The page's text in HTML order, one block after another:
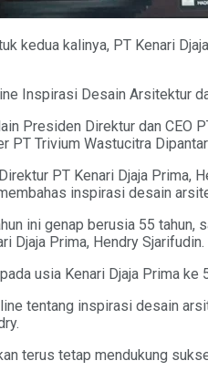
kedua kalinya, PT Kenari
Inspirasi Desain Arsitektur
Presiden Direktur dan CEO
PT Trivium Wastucitra
PT Kenari Djaja Prima,
inspirasi desain
ini genap berusia 55
Djaja Prima, Hendry Sjarifudin.
usia Kenari Djaja Prima
tentang inspirasi desain
terus tetap mendukung